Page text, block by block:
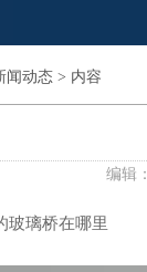
闻动态 > 内容
编辑：
玻璃桥在哪里